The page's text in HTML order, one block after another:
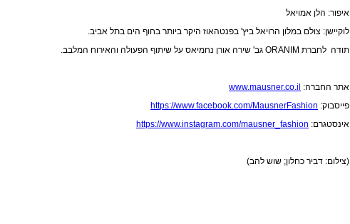
איפור: הלן אמויאל
לוקיישן: צולם במלון הרויאל ביץ' בפנטהאוז היקר ביותר בחוף הים בתל אביב.
תודה לחברת ORANIM גב' שירה אורן נחמיאס על שיתוף הפעולה והאירוח המלבב.
אתר החברה: www.mausner.co.il
פייסבוק: https://www.facebook.com/MausnerFashion
אינסטגרם: https://www.instagram.com/mausner_fashion
(צילום: דביר כחלון; שוש להב)